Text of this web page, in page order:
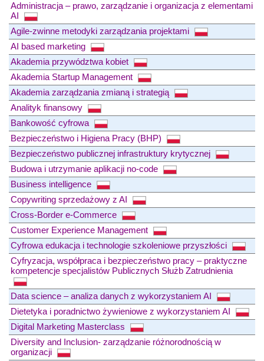
Administracja – prawo, zarządzanie i organizacja z elementami
AI
Agile-zwinne metodyki zarządzania projektami
AI based marketing
Akademia przywództwa kobiet
Akademia Startup Management
Akademia zarządzania zmianą i strategią
Analityk finansowy
Bankowość cyfrowa
Bezpieczeństwo i Higiena Pracy (BHP)
Bezpieczeństwo publicznej infrastruktury krytycznej
Budowa i utrzymanie aplikacji no-code
Business intelligence
Copywriting sprzedażowy z AI
Cross-Border e-Commerce
Customer Experience Management
Cyfrowa edukacja i technologie szkoleniowe przyszłości
Cyfryzacja, współpraca i bezpieczeństwo pracy – praktyczne
kompetencje specjalistów Publicznych Służb Zatrudnienia
Data science – analiza danych z wykorzystaniem AI
Dietetyka i poradnictwo żywieniowe z wykorzystaniem AI
Digital Marketing Masterclass
Diversity and Inclusion- zarządzanie różnorodnością w
organizacji